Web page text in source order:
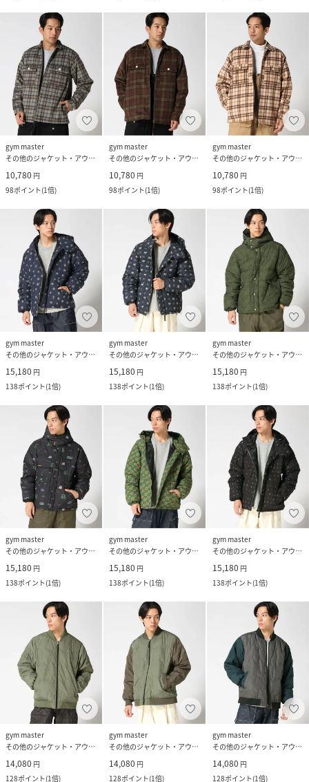
gym master
その他のジャケット・アウター
10,780 円
98ポイント(1倍)
gym master
その他のジャケット・アウター
10,780 円
98ポイント(1倍)
gym master
その他のジャケット・アウター
10,780 円
98ポイント(1倍)
gym master
その他のジャケット・アウター
15,180 円
138ポイント(1倍)
gym master
その他のジャケット・アウター
15,180 円
138ポイント(1倍)
gym master
その他のジャケット・アウター
15,180 円
138ポイント(1倍)
gym master
その他のジャケット・アウター
15,180 円
138ポイント(1倍)
gym master
その他のジャケット・アウター
15,180 円
138ポイント(1倍)
gym master
その他のジャケット・アウター
15,180 円
138ポイント(1倍)
gym master
その他のジャケット・アウター
14,080 円
128ポイント(1倍)
gym master
その他のジャケット・アウター
14,080 円
128ポイント(1倍)
gym master
その他のジャケット・アウター
14,080 円
128ポイント(1倍)